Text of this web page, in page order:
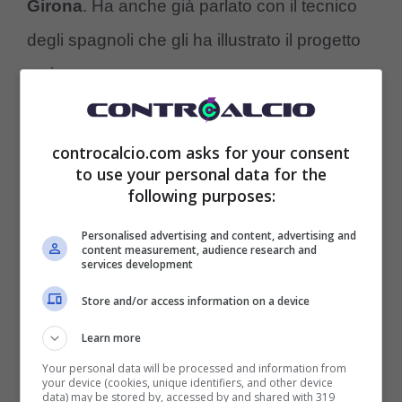
Girona. Ha anche già parlato con il tecnico
degli spagnoli che gli ha illustrato il progetto
tattico.
🟥#Echeverri, la#Romainsiste
controcalcio.com asks for your consent
to use your personal data for the
following purposes:
Personalised advertising and content, advertising and
content measurement, audience research and
services development
Store and/or access information on a device
Learn more
Your personal data will be processed and information from
your device (cookies, unique identifiers, and other device
data) may be stored by, accessed by and shared with 319